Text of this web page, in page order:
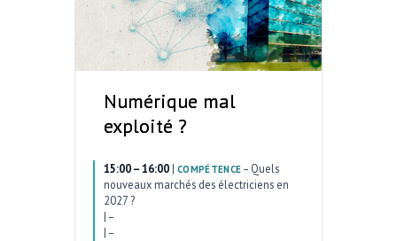
Numérique mal
exploité ?
15:00 – 16:00 | COMPÉTENCE – Quels
nouveaux marchés des électriciens en
2027 ?
| –
| –